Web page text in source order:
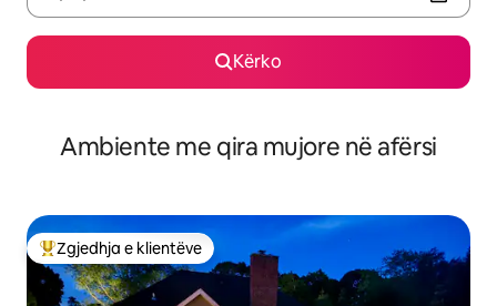
Kërko
Ambiente me qira mujore në afërsi
Më të mirat e zgjedhjeve të klientëve
Zgjedhja e klientëve